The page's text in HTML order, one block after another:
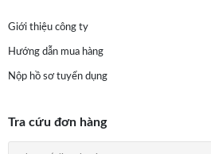
Giới thiệu công ty
Hướng dẫn mua hàng
Nộp hồ sơ tuyển dụng
Tra cứu đơn hàng